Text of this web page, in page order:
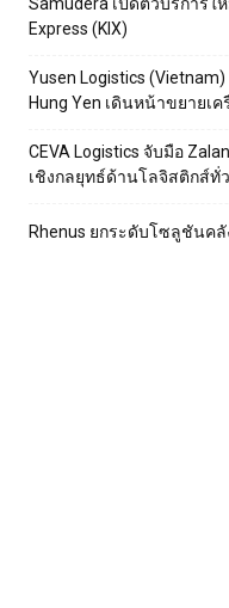
Samudera เปิดตัวบริการใ
Express (KIX)
Yusen Logistics
Hung Yen เดินหน้าขยายเ
CEVA Logistics จับมือ
เชิงกลยุทธ์ด้านโลจิสติกส์ทั่
Rhenus ยกระดับโซลูชันค